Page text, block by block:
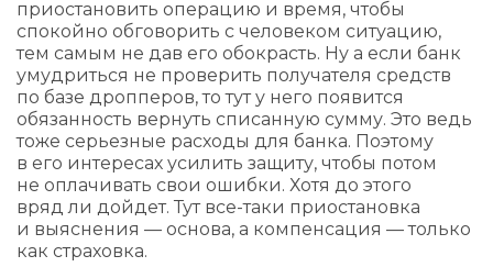
приостановить операцию и время, чтобы
спокойно обговорить с человеком ситуацию,
тем самым не дав его обокрасть. Ну а если банк
умудриться не проверить получателя средств
по базе дропперов, то тут у него появится
обязанность вернуть списанную сумму. Это ведь
тоже серьезные расходы для банка. Поэтому
в его интересах усилить защиту, чтобы потом
не оплачивать свои ошибки. Хотя до этого
вряд ли дойдет. Тут все-таки приостановка
и выяснения — основа, а компенсация — только
как страховка.